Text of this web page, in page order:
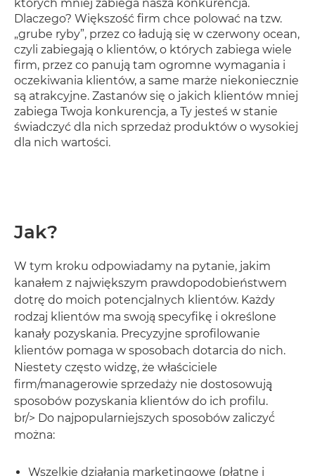
których mniej zabiega nasza konkurencja.
Dlaczego? Większość firm chce polować na tzw.
„grube ryby”, przez co ładują się w czerwony ocean,
czyli zabiegają o klientów, o których zabiega wiele
firm, przez co panują tam ogromne wymagania i
oczekiwania klientów, a same marże niekoniecznie
są atrakcyjne. Zastanów się o jakich klientów mniej
zabiega Twoja konkurencja, a Ty jesteś w stanie
świadczyć dla nich sprzedaż produktów o wysokiej
dla nich wartości.
Jak?
W tym kroku odpowiadamy na pytanie, jakim
kanałem z największym prawdopodobieństwem
dotrę do moich potencjalnych klientów. Każdy
rodzaj klientów ma swoją specyfikę i określone
kanały pozyskania. Precyzyjne sprofilowanie
klientów pomaga w sposobach dotarcia do nich.
Niestety często widzę̨, że właściciele
firm/managerowie sprzedaży nie dostosowują̨
sposobów pozyskania klientów do ich profilu.
br/> Do najpopularniejszych sposobów zaliczyć́
można:
Wszelkie działania marketingowe (płatne i